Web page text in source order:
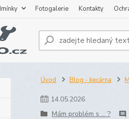
Fotogalerie Kontakty
Úvod Blog - kecárna
14.05.2026
Mám problém s ... ?